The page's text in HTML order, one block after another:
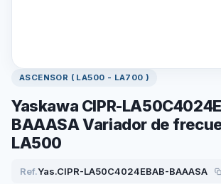
ASCENSOR ( LA500 - LA700 )
Yaskawa CIPR-
BAAASA Variador de
LA500
Ref.Yas.CIPR-LA50C4024EBAB-BAAASA